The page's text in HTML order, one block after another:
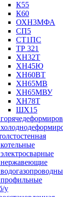
К55
К60
ОХН3МФА
СП5
СТ1ПС
ТР 321
ХН32Т
ХН45Ю
ХН60ВТ
ХН65МВ
ХН65МВУ
ХН78Т
ШХ15
у